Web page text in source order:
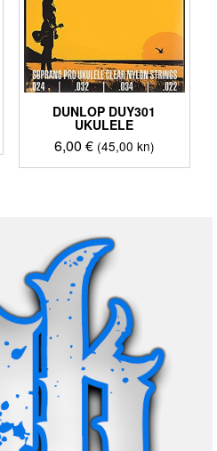
DUNLOP DUY301
UKULELE
6,00 € (45,00 kn)